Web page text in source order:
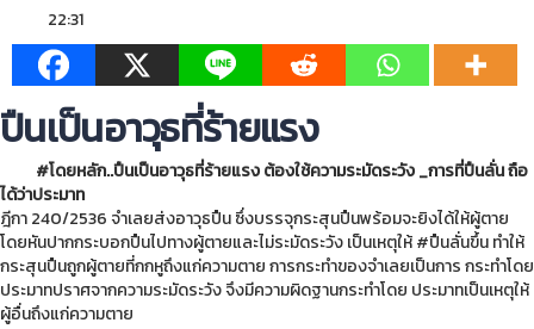
22:31
ปืนเป็นอาวุธที่ร้ายแรง
#โดยหลัก..ปืนเป็นอาวุธที่ร้ายแรง ต้องใช้ความระมัดระวัง _การที่ปืนลั่น ถือ
ได้ว่าประมาท
ฎีกา 240/2536 จำเลยส่งอาวุธปืน ซึ่งบรรจุกระสุนปืนพร้อมจะยิงได้ให้ผู้ตาย
โดยหันปากกระบอกปืนไปทางผู้ตายและไม่ระมัดระวัง เป็นเหตุให้#ปืนลั่นขึ้นทำให้
กระสุนปืนถูกผู้ตายที่กกหูถึงแก่ความตาย การกระทำของจำเลยเป็นการ กระทำโดย
ประมาทปราศจากความระมัดระวัง จึงมีความผิดฐานกระทำโดย ประมาทเป็นเหตุให้
ผู้อื่นถึงแก่ความตาย